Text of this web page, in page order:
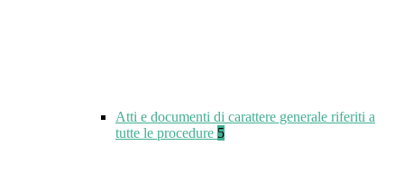
Atti e documenti di carattere generale riferiti a
tutte le procedure 5